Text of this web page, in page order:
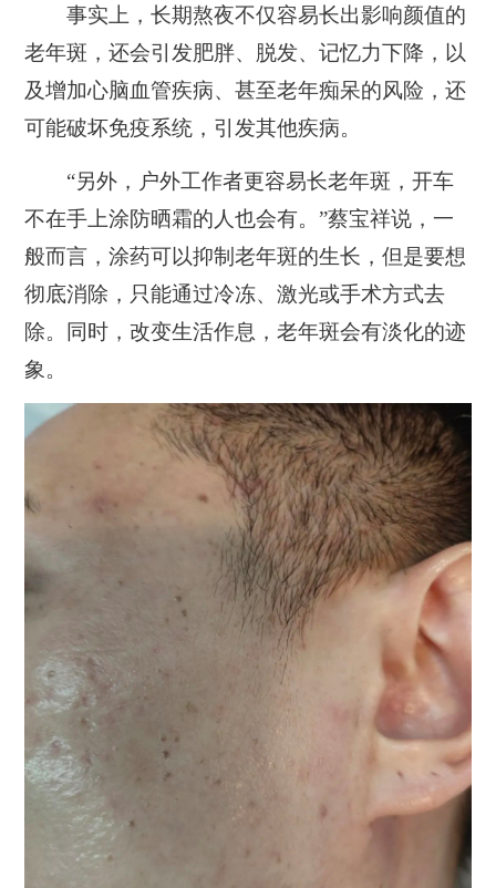
事实上，长期熬夜不仅容易长出影响颜值的
老年斑，还会引发肥胖、脱发、记忆力下降，以
及增加心脑血管疾病、甚至老年痴呆的风险，还
可能破坏免疫系统，引发其他疾病。
“另外， 户外工作者更容易长老年斑，开车
不在手上涂防晒霜的人也会有。”蔡宝祥说，一
般而言，涂药可以抑制老年斑的生长，但是要想
彻底消除，只能通过冷冻、激光或手术方式去
除。同时，改变生活作息，老年斑会有淡化的迹
象。